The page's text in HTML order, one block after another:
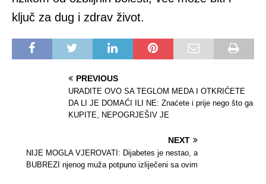
ključ za dug i zdrav život.
PREVIOUS
URADITE OVO SA TEGLOM MEDA I OTKRIĆETE
DA LI JE DOMAĆI ILI NE: Znaćete i prije nego što ga
KUPITE, NEPOGRJEŠIV JE
NEXT
NIJE MOGLA VJEROVATI: Dijabetes je nestao, a
BUBREZI njenog muža potpuno izliječeni sa ovim